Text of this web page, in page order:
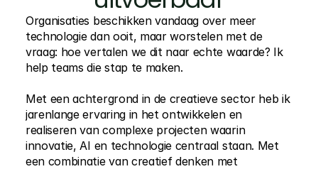
Organisaties beschikken vandaag over meer
technologie dan ooit, maar worstelen met de
vraag: hoe vertalen we dit naar echte waarde? Ik
help teams die stap te maken.
Met een achtergrond in de creatieve sector heb ik
jarenlange ervaring in het ontwikkelen en
realiseren van complexe projecten waarin
innovatie, AI en technologie centraal staan. Met
een combinatie van creatief denken met